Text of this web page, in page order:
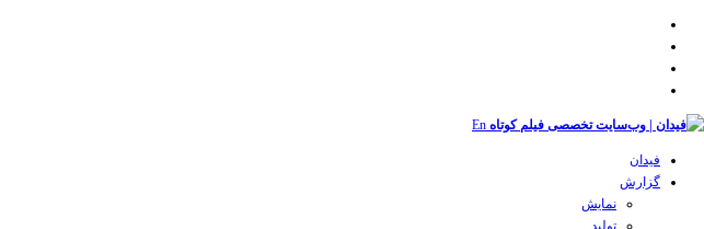
En
فیدان
گزارش
نمایش
تولید